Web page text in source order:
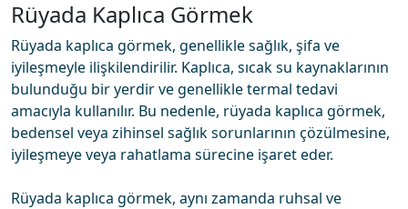
Rüyada Kaplıca Görmek
Rüyada kaplıca görmek, genellikle sağlık, şifa ve
iyileşmeyle ilişkilendirilir. Kaplıca, sıcak su kaynaklarının
bulunduğu bir yerdir ve genellikle termal tedavi
amacıyla kullanılır. Bu nedenle, rüyada kaplıca görmek,
bedensel veya zihinsel sağlık sorunlarının çözülmesine,
iyileşmeye veya rahatlama sürecine işaret eder.
Rüyada kaplıca görmek, aynı zamanda ruhsal ve